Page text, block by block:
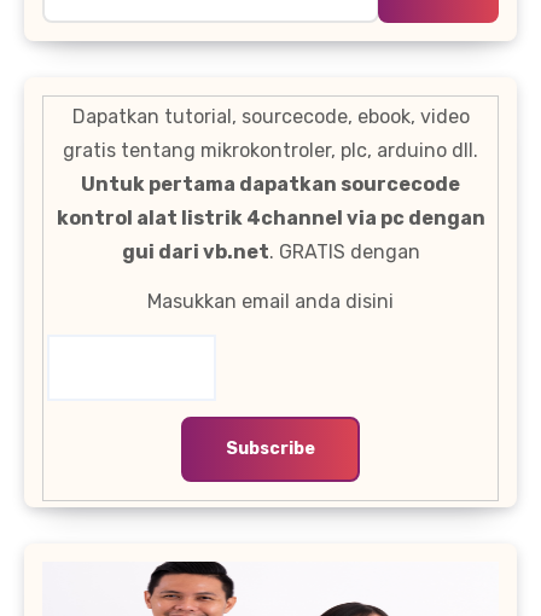
Dapatkan tutorial, sourcecode, ebook, video
gratis tentang mikrokontroler, plc, arduino dll.
Untuk pertama dapatkan sourcecode
kontrol alat listrik 4channel via pc dengan
gui dari vb.net. GRATIS dengan
Masukkan email anda disini